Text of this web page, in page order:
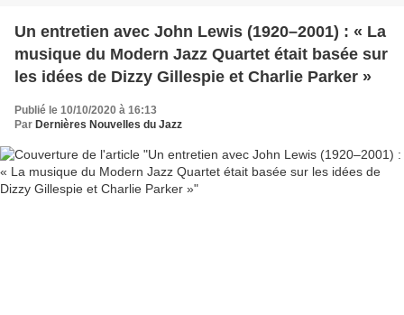
Un entretien avec John Lewis (1920–2001) : « La
musique du Modern Jazz Quartet était basée sur
les idées de Dizzy Gillespie et Charlie Parker »
Publié le 10/10/2020 à 16:13
Par Dernières Nouvelles du Jazz